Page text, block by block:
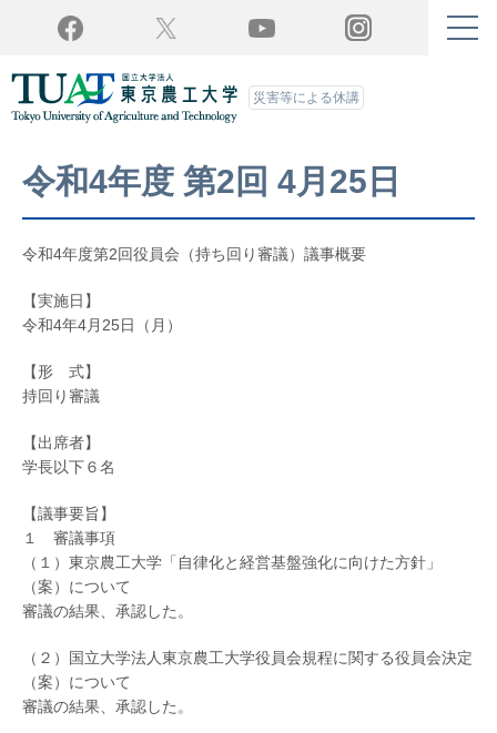
Facebook YouTube Instagram
災害等による休講
令和4年度 第2回 4月25日
令和4年度第2回役員会（持ち回り審議）議事概要
【実施日】
令和4年4月25日（月）
【形 式】
持回り審議
【出席者】
学長以下６名
【議事要旨】
１ 審議事項
（１）東京農工大学「自律化と経営基盤強化に向けた方針」
（案）について
審議の結果、承認した。
（２）国立大学法人東京農工大学役員会規程に関する役員会決定
（案）について
審議の結果、承認した。